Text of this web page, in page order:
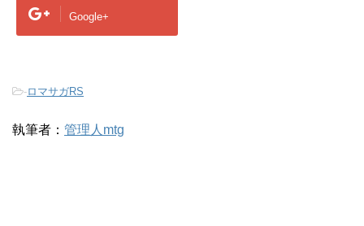
Google+
-ロマサガRS
執筆者： 管理人mtg